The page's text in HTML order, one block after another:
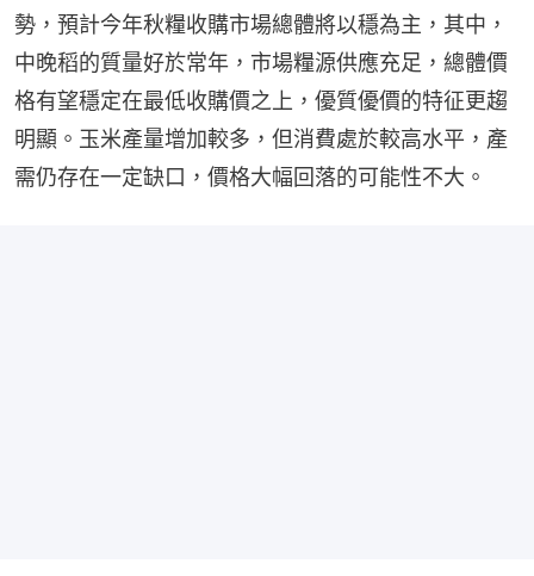
勢，預計今年秋糧收購市場總體將以穩為主，其中，
中晚稻的質量好於常年，市場糧源供應充足，總體價
格有望穩定在最低收購價之上，優質優價的特征更趨
明顯。玉米產量增加較多，但消費處於較高水平，產
需仍存在一定缺口，價格大幅回落的可能性不大。